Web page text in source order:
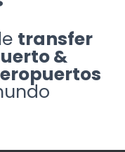
transfer
&